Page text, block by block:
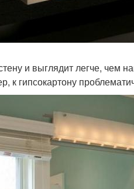
и выглядит легче, чем
к гипсокартону